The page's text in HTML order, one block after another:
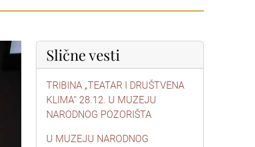
Slične vesti
TRIBINA „TEATAR I DRUŠTVENA
KLIMA“ 28.12. U MUZEJU
NARODNOG POZORIŠTA
U MUZEJU NARODNOG